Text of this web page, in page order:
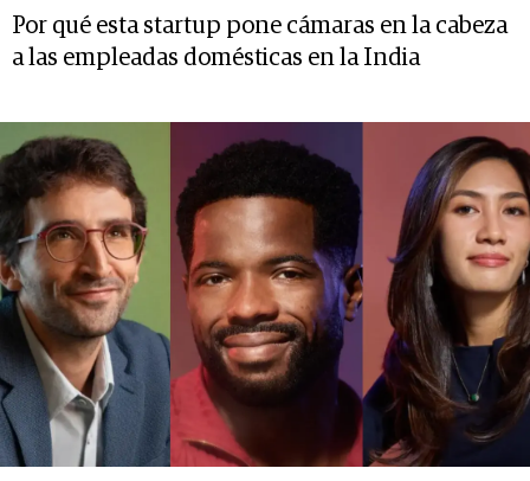
Por qué esta startup pone cámaras en la cabeza
a las empleadas domésticas en la India